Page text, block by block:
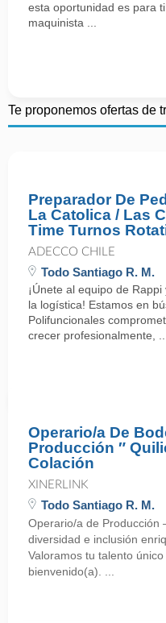
esta oportunidad es para
maquinista ...
Te proponemos ofertas de
Preparador De
La Catolica / Las
Time Turnos
ADECCO CHILE
Todo Santiago R. M.
¡Únete al equipo de
la logística! Estamos en
Polifuncionales
crecer profesionalmente, ...
Operario/a De
Producción ″
Colación
XINERLINK
Todo Santiago R. M.
Operario/a de Producción
diversidad e inclusión
Valoramos tu talento
bienvenido(a). ...